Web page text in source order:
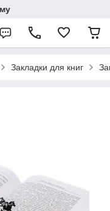
Закладки для книг